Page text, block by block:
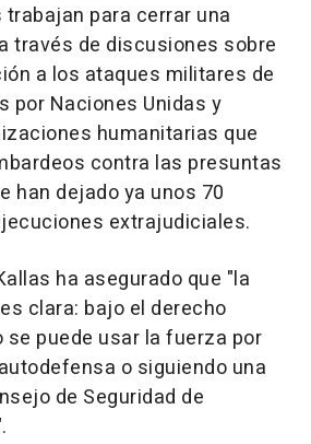
para cerrar una
través de discusiones sobre
a los ataques militares de
por Naciones Unidas y
humanitarias que
contra las presuntas
han dejado ya unos 70
extrajudiciales.
ha asegurado que "la
clara: bajo el derecho
puede usar la fuerza por
o siguiendo una
de Seguridad de